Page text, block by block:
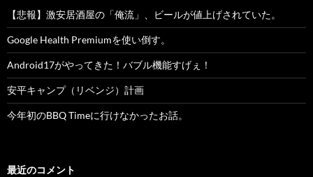
【悲報】激安居酒屋の「俺流」、ビールが値上げされていた。
Google Health Premiumを使い倒す。
Android17がやってきた！バブル機能すげぇ！
安平キャンプ（リベンジ）計画
今年初のBBQ Timeに行けなかったお話。
最近のコメント